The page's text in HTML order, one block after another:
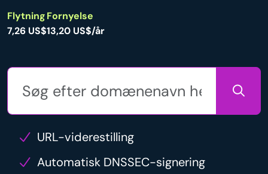
Flytning
7,26 US$
Fornyelse
13,20 US$/år
URL-viderestilling
Automatisk DNSSEC-signering